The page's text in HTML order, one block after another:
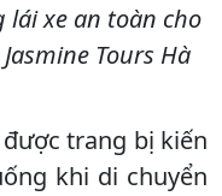
xe an toàn cho
Tours Hà
trang bị kiến
khi di chuyển